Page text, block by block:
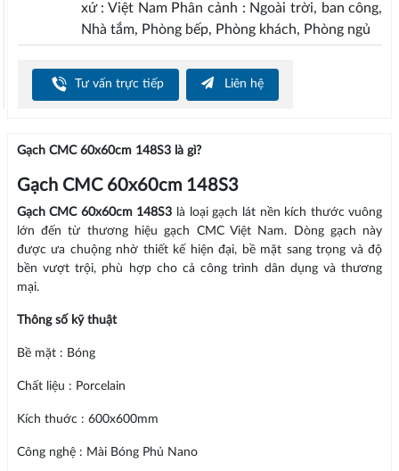
xứ : Việt Nam Phân cảnh : Ngoài trời, ban công,
Nhà tắm, Phòng bếp, Phòng khách, Phòng ngủ
Tư vấn trực tiếp Liên hệ
Gạch CMC 60x60cm 148S3 là gì?
Gạch CMC 60x60cm 148S3
Gạch CMC 60x60cm 148S3 là loại gạch lát nền kích thước vuông
lớn đến từ thương hiệu gạch CMC Việt Nam. Dòng gạch này
được ưa chuộng nhờ thiết kế hiện đại, bề mặt sang trọng và độ
bền vượt trội, phù hợp cho cả công trình dân dụng và thương
mại.
Thông số kỹ thuật
Bề mặt : Bóng
Chất liệu : Porcelain
Kích thuớc : 600x600mm
Công nghệ : Mài Bóng Phủ Nano